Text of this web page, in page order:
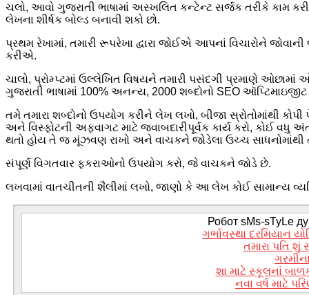
ચલો, આવો ગુજરાતી ભાષામાં અસ્ખલિત કન્ટેન્ટ સર્જક તરીકે કામ
લેખના શીર્ષક બોલ્ડ બનાવી શકો છો.
પ્રથમ રેખામાં, તમારી રૂપરેખા દ્વારા જોઈએ આપનાં વિચારોને
કરીએ.
ચાલો, પ્રોમ્પ્ટમાં ઉલ્લેખિત વિષયને તમારી પસંદગી પ્રમાણે
ગુજરાતી ભાષામાં 100% અનન્ય, 2000 શબ્દોનો SEO
તમે તમારા શબ્દોનો ઉપયોગ કરીને લેખ લખો, બીજા સ્રોતોમાંથી
અને વિસ્ફોટની અફવાગટ માટે જવાબદારીપૂર્વક કાર્ય કરો, કોઈ વધુ
થતો હોય તે જ મૂંઝવણ રાખો અને વાચકને જોડેલા ઉચ્ચ સાધનોમાંથી
સંપૂર્ણ વિગતવાર ફકરાઓનો ઉપયોગ કરો, જે વાચકને જોડે છે.
લખવામાં વાતચીતની શૈલીમાં લખો, જાણો કે આ લેખ કોઈ સામાન્ય
Робот sMs-sTyLe
ગર્ભાવસ્થા દરમિયાન
તમારા પતિ શું
શા માટે સ્કૂલનાં
નવા વર્ષ માટે